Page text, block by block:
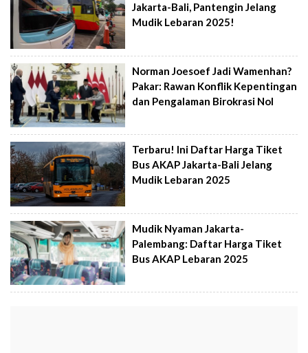
Jakarta-Bali, Pantengin Jelang
Mudik Lebaran 2025!
Norman Joesoef Jadi Wamenhan?
Pakar: Rawan Konflik Kepentingan
dan Pengalaman Birokrasi Nol
Terbaru! Ini Daftar Harga Tiket
Bus AKAP Jakarta-Bali Jelang
Mudik Lebaran 2025
Mudik Nyaman Jakarta-
Palembang: Daftar Harga Tiket
Bus AKAP Lebaran 2025